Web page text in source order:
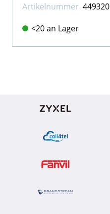
Artikel­nummer 449320
<20 an Lager